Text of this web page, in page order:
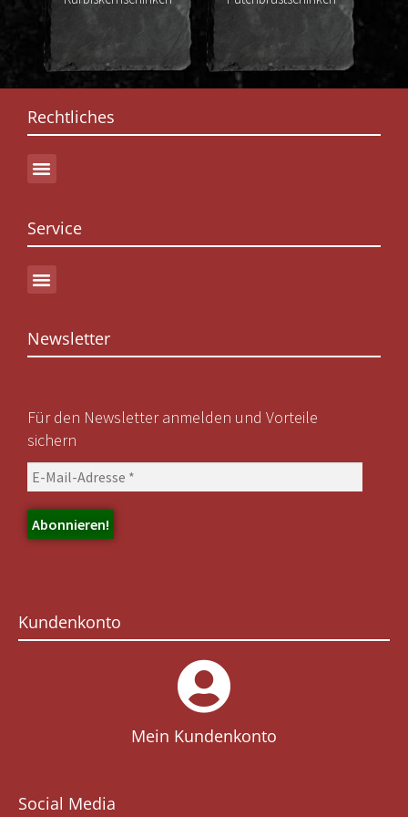
Rechtliches
Service
Newsletter
Für den Newsletter anmelden und Vorteile
sichern
Kundenkonto
Mein Kundenkonto
Social Media